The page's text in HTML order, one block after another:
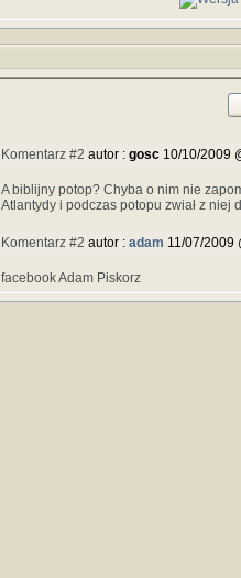
Komentarz #2 autor : gosc 10/10/2009
A biblijny potop? Chyba o nim nie
Atlantydy i podczas potopu zwiał z niej
Komentarz #2 autor : adam 11/07/2009
facebook Adam Piskorz